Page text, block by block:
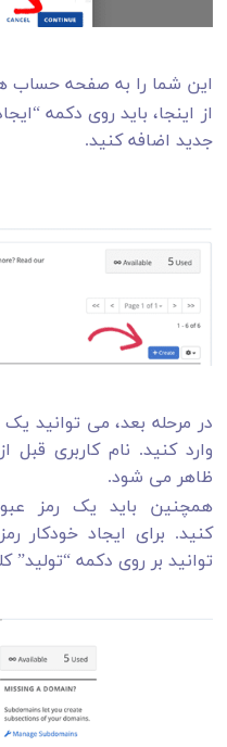
این شما را به صفحه حساب
از اینجا، باید روی دکمه
جدید اضافه کنید.
در مرحله بعد، می توانید
وارد کنید. نام کاربری
ظاهر می شود.
همچنین باید یک رمز
کنید. برای ایجاد خودکار
توانید بر روی دکمه “تولید”